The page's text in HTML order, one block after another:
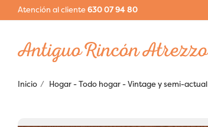
Atención al cliente630 07 94 80
Inicio Hogar - Todo hogar - Vintage y semi-actual